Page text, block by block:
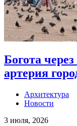
Богота
артерия
Архитектура
Новости
3 июля, 2026